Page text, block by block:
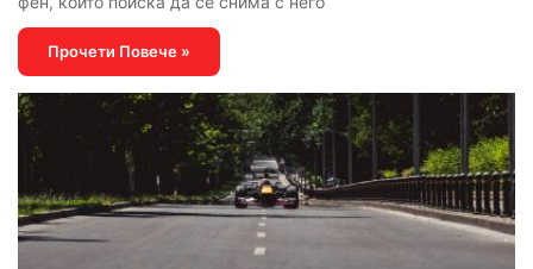
Прочети Повече »